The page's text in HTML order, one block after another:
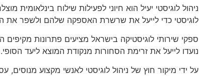
ניהול לוגיסטי יעיל הוא חיוני לפעילות שילוח בינלאומית
לוגיסטי כדי לייעל את שרשרת האספקה שלהם ולשפר את
ספקי שירותי לוגיסטיקה בישראל מציעים פתרונות
נועדו לייעל את זרימת הסחורות מנקודת המוצא ליעד הסופי.
על ידי מיקור חוץ של ניהול לוגיסטי לאנשי מקצוע